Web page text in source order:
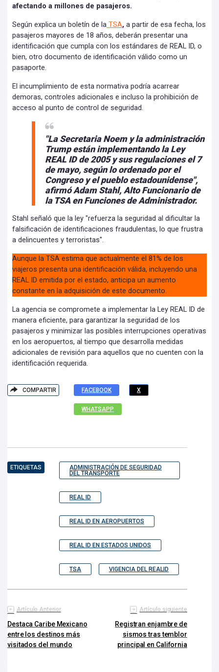
afectando a millones de pasajeros.
Según explica un boletín de la TSA, a partir de esa fecha, los
pasajeros mayores de 18 años, deberán presentar una
identificación que cumpla con los estándares de REAL ID, o
bien, otro documento de identificación válido como un
pasaporte.
El incumplimiento de esta normativa podría acarrear
demoras, controles adicionales e incluso la prohibición de
acceso al punto de control de seguridad.
"La Secretaria Noem y la administración
Trump están implementando la Ley
REAL ID de 2005 y sus regulaciones el 7
de mayo, según lo ordenado por el
Congreso y el pueblo estadounidense",
afirmó Adam Stahl, Alto Funcionario de
la TSA en Funciones de Administrador.
Stahl señaló que la ley "refuerza la seguridad al dificultar la
falsificación de identificaciones fraudulentas, lo que frustra
a delincuentes y terroristas".
Aunque la TSA estima que actualmente el 81% de los
viajeros presenta una identificación válida, incluyendo una
REAL ID emitida por el estado, anticipa un aumento
constante en la adquisición de este documento.
La agencia se compromete a implementar la Ley REAL ID de
manera eficiente, para garantizar la seguridad de los
pasajeros y minimizar las posibles interrupciones operativas
en los aeropuertos, al tiempo que desarrolla medidas
adicionales de revisión para aquellos que no cuenten con la
identificación requerida.
COMPARTIR FACEBOOK X
WHATSAPP
ETIQUETAS
ADMINISTRACIÓN DE SEGURIDAD
DEL TRANSPORTE
REAL ID
REAL ID EN AEROPUERTOS
REAL ID EN ESTADOS UNIDOS
TSA VIGENCIA DEL REALID
Artículo Anterior
Destaca Caribe Mexicano
entre los destinos más
visitados del mundo
Artículo siguiente
Registran enjambre de
sismos tras temblor
principal en California